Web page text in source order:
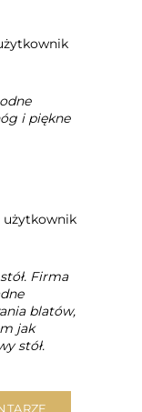
i piękne
użytkownik
Firma
blatów,
jak
stół.